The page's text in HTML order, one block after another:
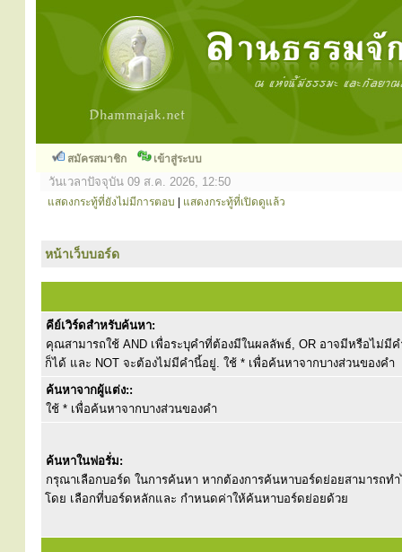
สมัครสมาชิก เข้าสู่ระบบ
วันเวลาปัจจุบัน 09 ส.ค. 2026, 12:50
แสดงกระทู้ที่ยังไม่มีการตอบ แสดงกระทู้ที่เปิดดูแล้ว
หน้าเว็บบอร์ด
คีย์เวิร์ดสำหรับค้นหา:
คุณสามารถใช้ AND เพื่อระบุคำที่ต้องมีในผลลัพธ์, OR อาจมีหรือไม่มี
ก็ได้ และ NOT จะต้องไม่มีคำนี้อยู่. ใช้ * เพื่อค้นหาจากบางส่วนของคำ
ค้นหาจากผู้แต่ง::
ใช้ * เพื่อค้นหาจากบางส่วนของคำ
ค้นหาในฟอรั่ม:
กรุณาเลือกบอร์ด ในการค้นหา หากต้องการค้นหาบอร์ดย่อยสามารถท
โดย เลือกที่บอร์ดหลักและ กำหนดค่าให้ค้นหาบอร์ดย่อยด้วย